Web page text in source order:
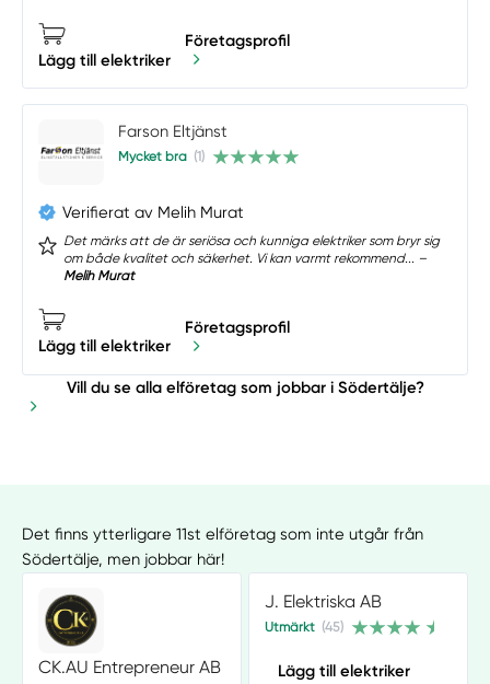
Lägg till elektriker
Företagsprofil
Farson Eltjänst
Mycket bra (1)
Verifierat av Melih Murat
Det märks att de är seriösa och kunniga elektriker som bryr sig
om både kvalitet och säkerhet. Vi kan varmt rekommend... –
Melih Murat
Lägg till elektriker
Företagsprofil
Vill du se alla elföretag som jobbar i Södertälje?
Det finns ytterligare 11st elföretag som inte utgår från
Södertälje, men jobbar här!
CK.AU Entrepreneur AB
J. Elektriska AB
Utmärkt (45)
Lägg till elektriker